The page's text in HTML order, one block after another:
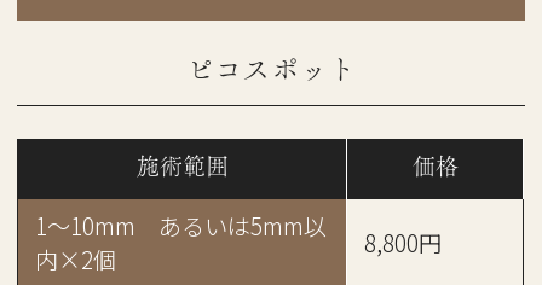
ピコスポット
施術範囲 価格
1～10mm あるいは5mm以
内×2個
8,800円